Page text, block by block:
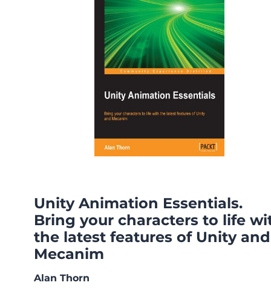
Unity Animation Essentials.
Bring your characters to life
the latest features of Unity and
Mecanim
Alan Thorn